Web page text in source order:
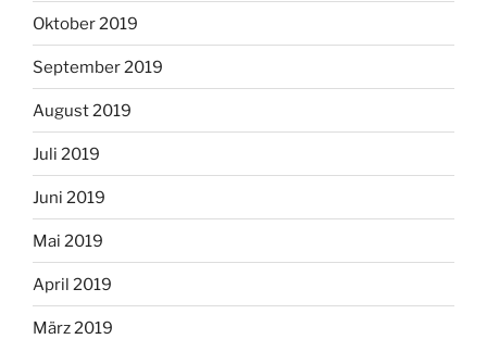
Oktober 2019
September 2019
August 2019
Juli 2019
Juni 2019
Mai 2019
April 2019
März 2019